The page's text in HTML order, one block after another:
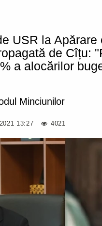
USR la Apărare
de Cîțu:
a alocărilor
Minciunilor
13:27 4021